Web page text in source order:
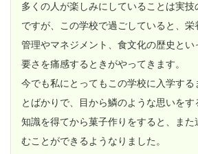
多くの人が楽しみにしていることは実技
ですが、この学校で過ごしていると、栄
管理やマネジメント、食文化の歴史と
要さを痛感するときがやってきます。
今でも私にとってもこの学校に入学する
とばかりで、目から鱗のような思いをす
知識を得てから菓子作りをすると、また
むことができるようなりました。